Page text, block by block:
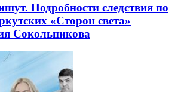
Подробности следствия по
«Сторон света»
Сокольникова